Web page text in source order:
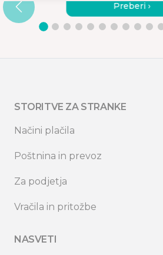
Preberi ›
STORITVE ZA STRANKE
Načini plačila
Poštnina in prevoz
Za podjetja
Vračila in pritožbe
NASVETI